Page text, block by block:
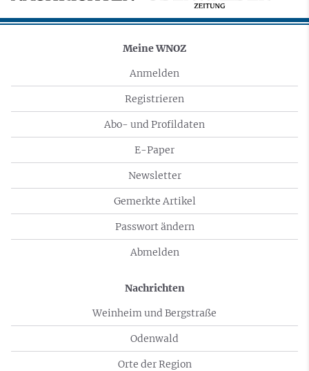
Meine WNOZ
Anmelden
Registrieren
Abo- und Profildaten
E-Paper
Newsletter
Gemerkte Artikel
Passwort ändern
Abmelden
Nachrichten
Weinheim und Bergstraße
Odenwald
Orte der Region